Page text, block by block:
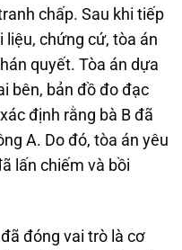
chấp. Sau khi tiếp
liệu, chứng cứ, tòa án
quyết. Tòa án dựa
bên, bản đồ đo đạc
định rằng bà B đã
A. Do đó, tòa án yêu
lấn chiếm và bồi
đóng vai trò là cơ